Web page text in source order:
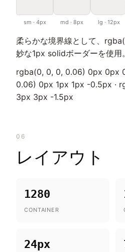
sm · 4px md · 8px lg · 12px
柔らかな境界線として、
妙な1px solidボーダーを使用。
rgba(0, 0, 0, 0.06) 0px 0px
0.06) 0px 1px 1px -0.5px ·
3px 3px -1.5px
06
レイアウト
1280
CONTAINER
24px